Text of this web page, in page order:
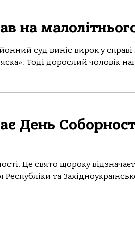
на
суд виніс вирок у
Тоді дорослий чоловік
День
Це свято щороку
та